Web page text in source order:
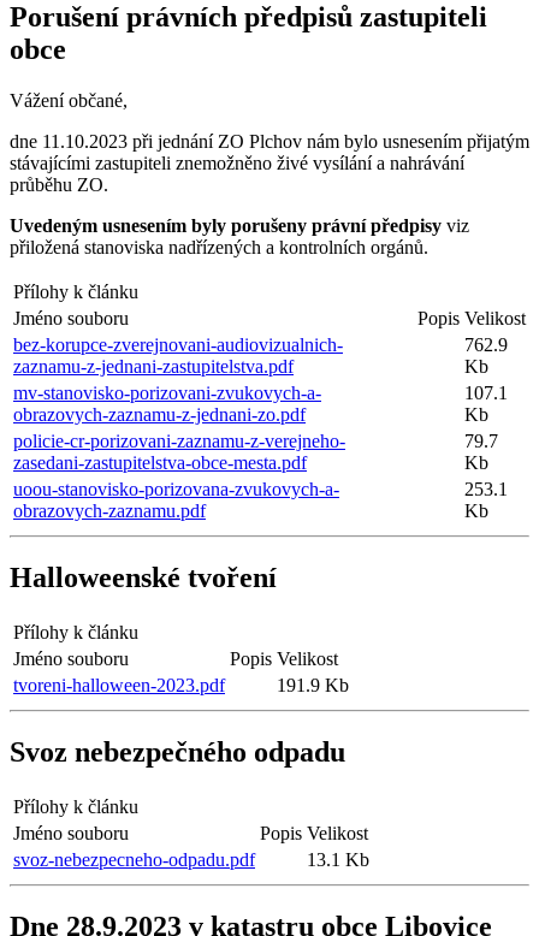
Porušení právních předpisů zastupiteli
obce
Vážení občané,
dne 11.10.2023 při jednání ZO Plchov nám bylo usnesením přijatým
stávajícími zastupiteli znemožněno živé vysílání a nahrávání
průběhu ZO.
Uvedeným usnesením byly porušeny právní předpisy viz
přiložená stanoviska nadřízených a kontrolních orgánů.
Přílohy k článku
Jméno souboru
Popis Velikost
bez-korupce-zverejnovani-audiovizualnich-
zaznamu-z-jednani-zastupitelstva.pdf
762.9
Kb
mv-stanovisko-porizovani-zvukovych-a-
obrazovych-zaznamu-z-jednani-zo.pdf
107.1
Kb
policie-cr-porizovani-zaznamu-z-verejneho-
zasedani-zastupitelstva-obce-mesta.pdf
79.7
Kb
uoou-stanovisko-porizovana-zvukovych-a-
obrazovych-zaznamu.pdf
253.1
Kb
Halloweenské tvoření
Přílohy k článku
Jméno souboru
Popis Velikost
tvoreni-halloween-2023.pdf
191.9 Kb
Svoz nebezpečného odpadu
Přílohy k článku
Jméno souboru
Popis Velikost
svoz-nebezpecneho-odpadu.pdf
13.1 Kb
Dne 28.9.2023 v katastru obce Libovice